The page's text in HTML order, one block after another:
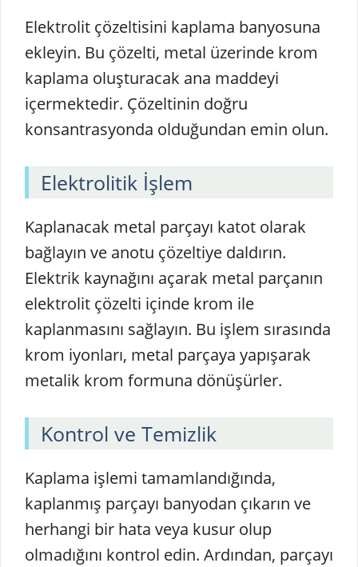
Elektrolit çözeltisini kaplama banyosuna
ekleyin. Bu çözelti, metal üzerinde krom
kaplama oluşturacak ana maddeyi
içermektedir. Çözeltinin doğru
konsantrasyonda olduğundan emin olun.
Elektrolitik İşlem
Kaplanacak metal parçayı katot olarak
bağlayın ve anotu çözeltiye daldırın.
Elektrik kaynağını açarak metal parçanın
elektrolit çözelti içinde krom ile
kaplanmasını sağlayın. Bu işlem sırasında
krom iyonları, metal parçaya yapışarak
metalik krom formuna dönüşürler.
Kontrol ve Temizlik
Kaplama işlemi tamamlandığında,
kaplanmış parçayı banyodan çıkarın ve
herhangi bir hata veya kusur olup
olmadığını kontrol edin. Ardından, parçayı